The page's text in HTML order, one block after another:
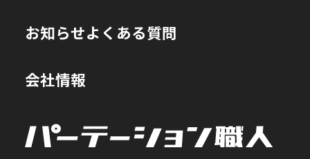
お知らせ
会社情報
よくある質問